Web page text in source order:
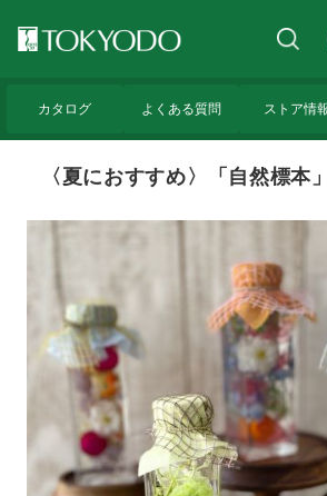
カタログ よくある質問 ストア情
〈夏にお
〈夏におすすめ〉「自然標本